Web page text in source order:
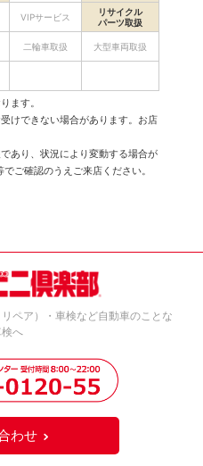
VIPサービス
リサイクル
パーツ取扱
二輪車取扱 大型車両取扱
ます。
けできない場合があります。お店
あり、状況により変動する場合が
ご確認のうえご来店ください。
ペア）・車検など自動車のことな
へ
わせ